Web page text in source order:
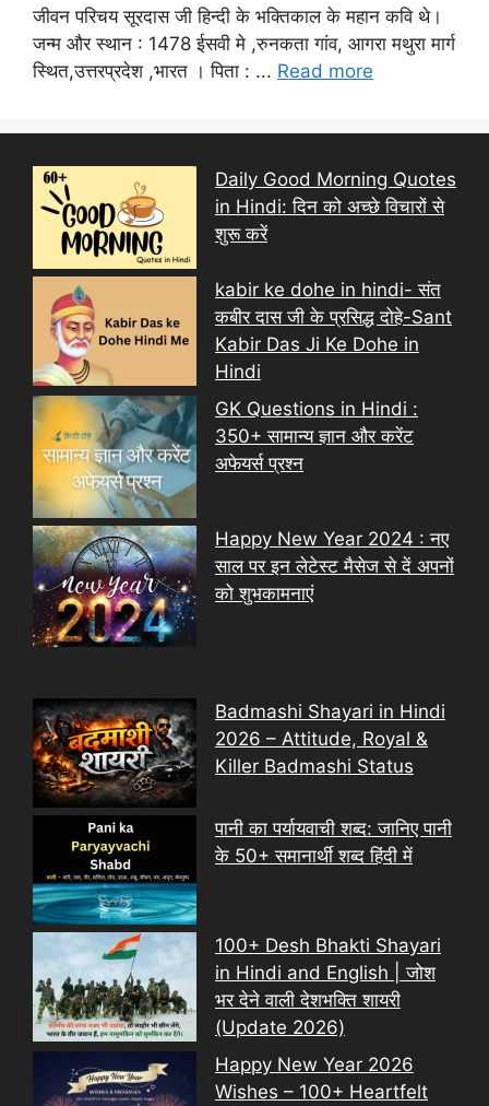
जीवन परिचय सूरदास जी हिन्दी के भक्तिकाल के महान कवि थे।
जन्म और स्थान : 1478 ईसवी मे ,रुनकता गांव, आगरा मथुरा मार्ग
स्थित,उत्तरप्रदेश ,भारत । पिता : ... Read more
Daily Good Morning Quotes
in Hindi: दिन को अच्छे विचारों से
शुरू करें
kabir ke dohe in hindi- संत
कबीर दास जी के प्रसिद्ध दोहे-Sant
Kabir Das Ji Ke Dohe in
Hindi
GK Questions in Hindi :
350+ सामान्य ज्ञान और करेंट
अफेयर्स प्रश्न
Happy New Year 2024 : नए
साल पर इन लेटेस्ट मैसेज से दें अपनों
को शुभकामनाएं
Badmashi Shayari in Hindi
2026 – Attitude, Royal &
Killer Badmashi Status
पानी का पर्यायवाची शब्द: जानिए पानी
के 50+ समानार्थी शब्द हिंदी में
100+ Desh Bhakti Shayari
in Hindi and English | जोश
भर देने वाली देशभक्ति शायरी
(Update 2026)
Happy New Year 2026
Wishes – 100+ Heartfelt